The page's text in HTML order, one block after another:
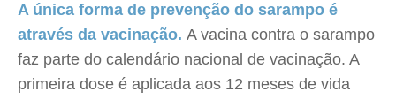
A única forma de prevenção do sarampo é
através da vacinação. A vacina contra o sarampo
faz parte do calendário nacional de vacinação. A
primeira dose é aplicada aos 12 meses de vida